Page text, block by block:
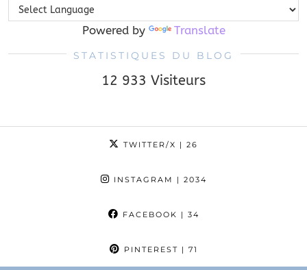
Powered by Translate
STATISTIQUES DU BLOG
12 933 Visiteurs
TWITTER/X | 26
INSTAGRAM | 2034
FACEBOOK | 34
PINTEREST | 71